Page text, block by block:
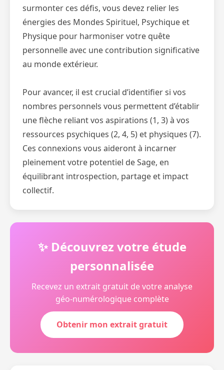
surmonter ces défis, vous devez relier les
énergies des Mondes Spirituel, Psychique et
Physique pour harmoniser votre quête
personnelle avec une contribution significative
au monde extérieur.
Pour avancer, il est crucial d’identifier si vos
nombres personnels vous permettent d’établir
une flèche reliant vos aspirations (1, 3) à vos
ressources psychiques (2, 4, 5) et physiques (7).
Ces connexions vous aideront à incarner
pleinement votre potentiel de Sage, en
équilibrant introspection, partage et impact
collectif.
✨ Découvrez votre étude
personnalisée
Recevez un extrait gratuit de votre analyse
géo-numérologique complète
Obtenir mon extrait gratuit